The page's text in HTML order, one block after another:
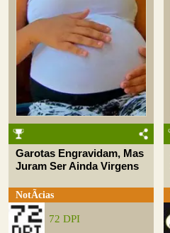
Garotas Engravidam, Mas
Juram Ser Ainda Virgens
NotÃ­cias
72 DPI